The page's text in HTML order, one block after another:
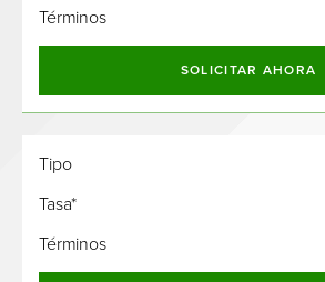
Términos
SOLICITAR AHORA
Tipo
Tasa*
Términos